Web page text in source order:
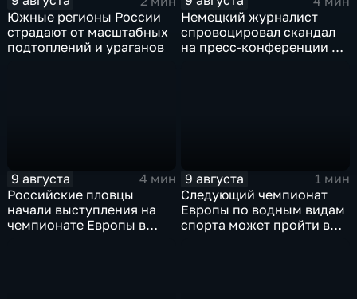
Южные регионы России
страдают от масштабных
подтоплений и ураганов
Немецкий журналист
спровоцировал скандал
на пресс-конференции в
9 августа
4 мин
Российские пловцы
начали выступления на
чемпионате Европы в
9 августа
1 мин
Следующий чемпионат
Европы по водным видам
спорта может пройти в